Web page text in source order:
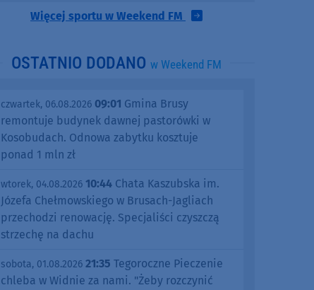
Więcej sportu w Weekend FM
OSTATNIO DODANO w Weekend FM
czwartek, 06.08.2026 09:01 Gmina Brusy
remontuje budynek dawnej pastorówki w
Kosobudach. Odnowa zabytku kosztuje
ponad 1 mln zł
wtorek, 04.08.2026 10:44 Chata Kaszubska im.
Józefa Chełmowskiego w Brusach-Jagliach
przechodzi renowację. Specjaliści czyszczą
strzechę na dachu
sobota, 01.08.2026 21:35 Tegoroczne Pieczenie
chleba w Widnie za nami. "Żeby rozczynić